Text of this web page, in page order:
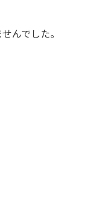
んでした。